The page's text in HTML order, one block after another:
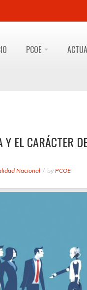
PCOE
EL CARÁCTER
Nacional by PCOE